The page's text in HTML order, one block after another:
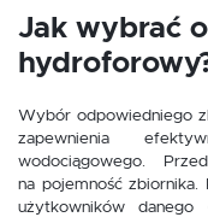
Jak wybrać
Wybór odpowiedniego
zapewnienia
wodociągowego.
na pojemność zbiornika.
użytkowników danego